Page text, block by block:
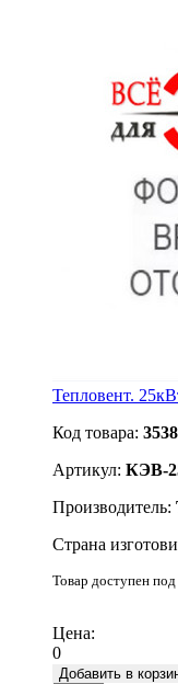
Тепловент.
Код товара:
Артикул: КЭВ-
Производитель:
Страна
Товар доступен под
Цена:
0
Добавить в